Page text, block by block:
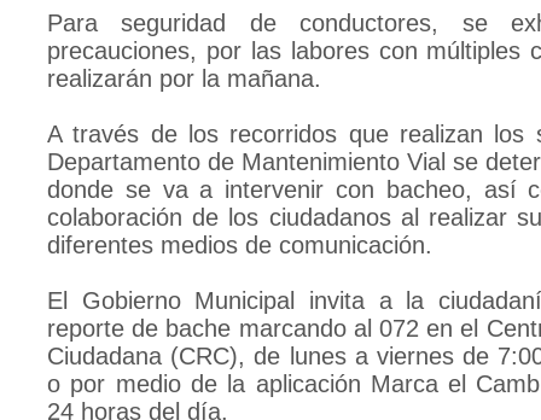
Para seguridad de conductores, se
precauciones, por las labores con múltiples
realizarán por la mañana.
A través de los recorridos que realizan los
Departamento de Mantenimiento Vial se
donde se va a intervenir con bacheo, así
colaboración de los ciudadanos al realizar
diferentes medios de comunicación.
El Gobierno Municipal invita a la
reporte de bache marcando al 072 en el
Ciudadana (CRC), de lunes a viernes de
o por medio de la aplicación Marca el
24 horas del día.